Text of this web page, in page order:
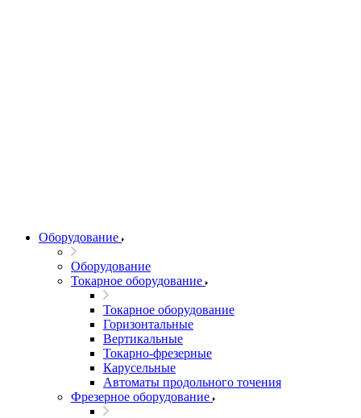
Оборудование
Оборудование
Токарное оборудование
Токарное оборудование
Горизонтальные
Вертикальные
Токарно-фрезерные
Карусельные
Автоматы продольного точения
Фрезерное оборудование